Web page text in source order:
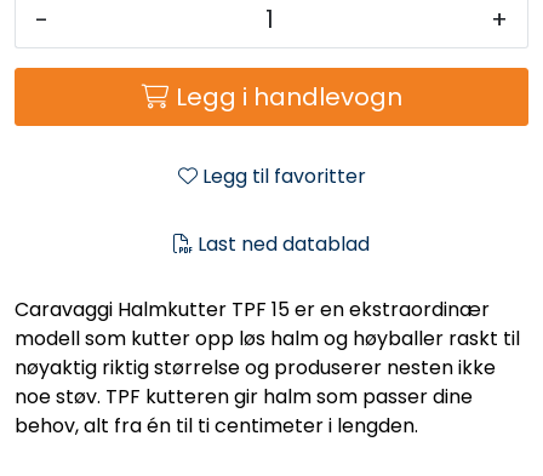
- +
Legg i handlevogn
Legg til favoritter
Last ned datablad
Caravaggi Halmkutter TPF 15 er en ekstraordinær
modell som kutter opp løs halm og høyballer raskt til
nøyaktig riktig størrelse og produserer nesten ikke
noe støv. TPF kutteren gir halm som passer dine
behov, alt fra én til ti centimeter i lengden.